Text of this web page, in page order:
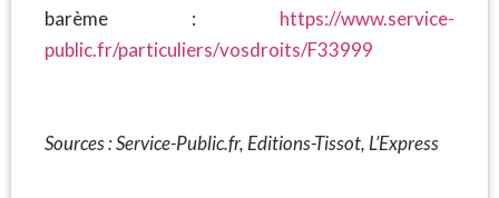
barème : https://www.service-
public.fr/particuliers/vosdroits/F33999
Sources : Service-Public.fr, Editions-Tissot, L’Express